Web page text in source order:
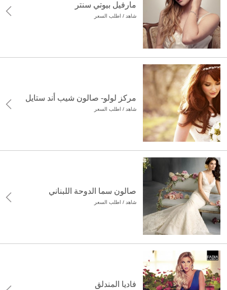
مارفيل بيوتي سنتر
شاهد / اطلب السعر
مركز لولو- صالون شيب أند ستايل
شاهد / اطلب السعر
صالون سما الدوحة اللبناني
شاهد / اطلب السعر
فاديا المندلق